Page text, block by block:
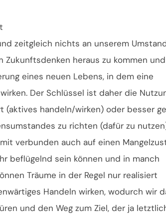
zeitgleich nichts an unserem
heraus zu kommen und
eines neuen Lebens, in dem eine
Der Schlüssel ist daher die
(aktives handeln/wirken) oder besser
zu richten (dafür zu
verbunden auch auf einen
beflügelnd sein können und in manch
Träume in der Regel nur realisiert
Handeln wirken, wodurch wir
und den Weg zum Ziel, der ja